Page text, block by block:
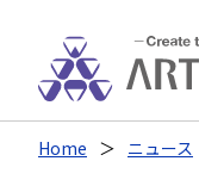
Home ニュース